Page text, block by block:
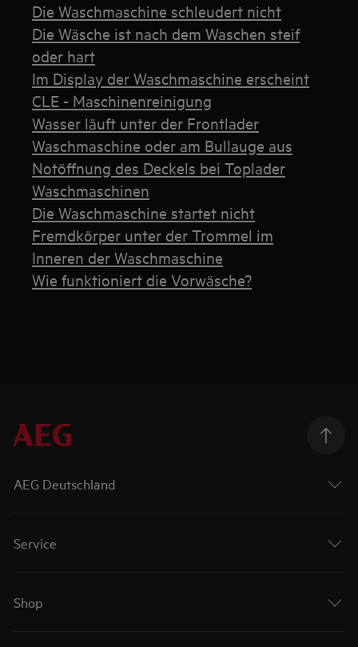
Die Waschmaschine schleudert nicht
Die Wäsche ist nach dem Waschen steif
oder hart
Im Display der Waschmaschine erscheint
CLE - Maschinenreinigung
Wasser läuft unter der Frontlader
Waschmaschine oder am Bullauge aus
Notöffnung des Deckels bei Toplader
Waschmaschinen
Die Waschmaschine startet nicht
Fremdkörper unter der Trommel im
Inneren der Waschmaschine
Wie funktioniert die Vorwäsche?
AEG Deutschland
Service
Shop